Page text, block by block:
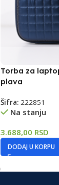
Torba za
plava
Šifra: 222851
Na stanju
3.688,00 RSD
DODAJ U KORPU